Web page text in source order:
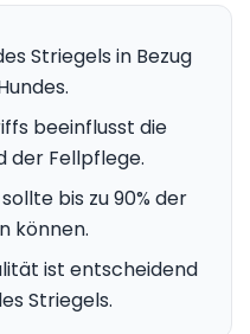
Striegels in Bezug
beeinflusst die
der Fellpflege.
bis zu 90% der
können.
ist entscheidend
Striegels.